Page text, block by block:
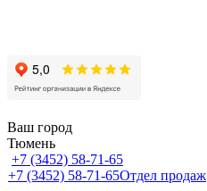
Ваш город
Тюмень
+7 (3452) 58-71-65
+7 (3452) 58-71-65Отдел продаж